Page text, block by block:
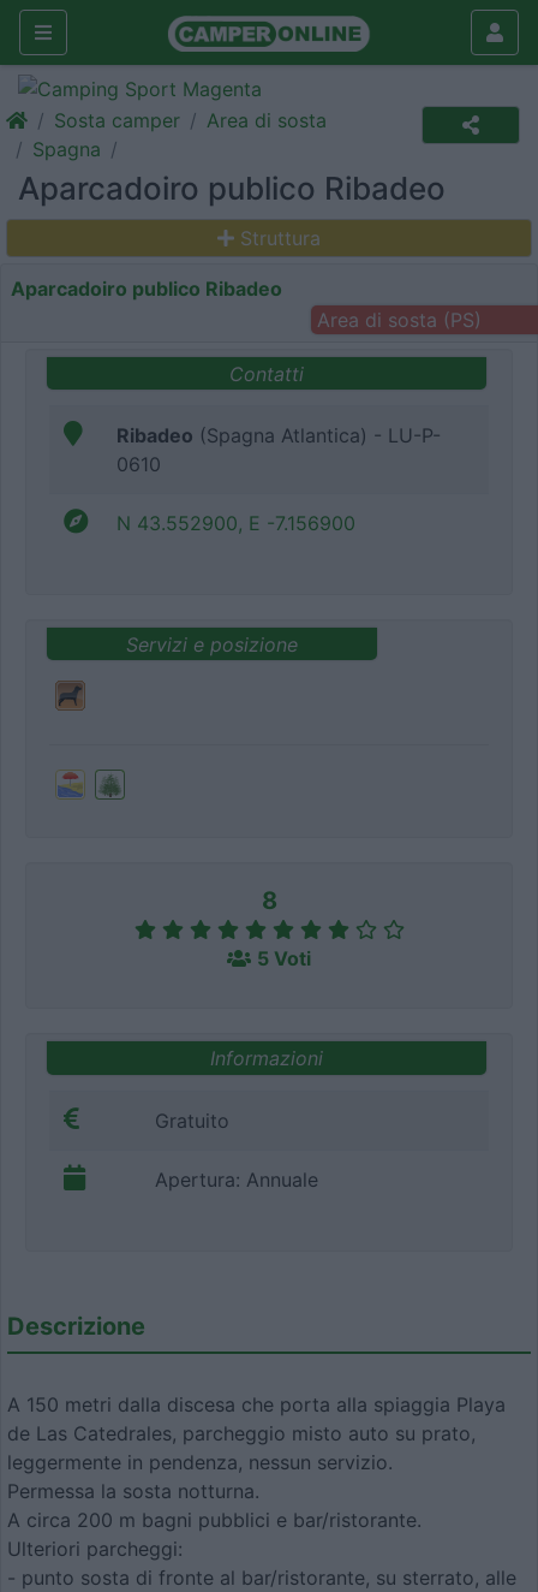
Sosta camper
Area di sosta
Spagna
Aparcadoiro publico Ribadeo
Struttura
Aparcadoiro publico Ribadeo
Area di sosta (PS)
Contatti
Ribadeo (Spagna Atlantica) - LU-P-
0610
N 43.552900, E -7.156900
Servizi e posizione
8
5 Voti
Informazioni
Gratuito
Apertura: Annuale
Descrizione
A 150 metri dalla discesa che porta alla spiaggia Playa
de Las Catedrales, parcheggio misto auto su prato,
leggermente in pendenza, nessun servizio.
Permessa la sosta notturna.
A circa 200 m bagni pubblici e bar/ristorante.
Ulteriori parcheggi:
- punto sosta di fronte al bar/ristorante, su sterrato, alle